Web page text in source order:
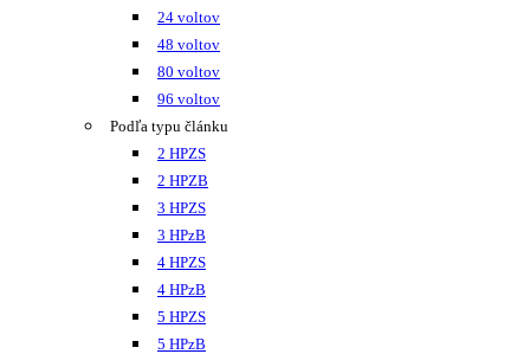
24 voltov
48 voltov
80 voltov
96 voltov
Podľa typu článku
2 HPZS
2 HPZB
3 HPZS
3 HPzB
4 HPZS
4 HPzB
5 HPZS
5 HPzB